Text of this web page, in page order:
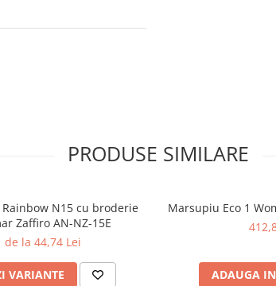
PRODUSE SIMILARE
N15 cu broderie
Zaffiro AN-NZ-15E
de la 44,74 Lei
VARIANTE
Marsupiu Eco 1
ADAUGA